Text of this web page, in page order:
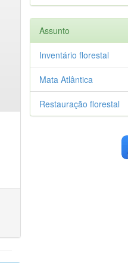
Assunto
Inventário florestal
Mata Atlântica
Restauração florestal